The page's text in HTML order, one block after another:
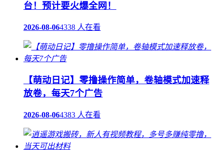
台！预计要火爆全网！
2026-08-064338 人在看
【萌动日记】零撸操作简单，卷轴模式加速释
放卷，每天7个广告
2026-08-064383 人在看